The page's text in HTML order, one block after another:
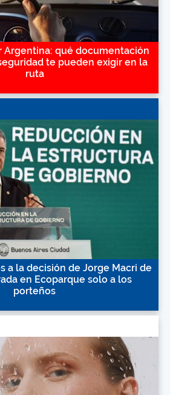
Argentina: qué documentación
te pueden exigir en la
ruta
a la decisión de Jorge Macri de
en Ecoparque solo a los
porteños